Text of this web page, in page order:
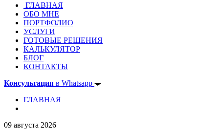
ГЛАВНАЯ
ОБО МНЕ
ПОРТФОЛИО
УСЛУГИ
ГОТОВЫЕ РЕШЕНИЯ
КАЛЬКУЛЯТОР
БЛОГ
КОНТАКТЫ
Консультация в Whatsapp
ГЛАВНАЯ
09 августа 2026